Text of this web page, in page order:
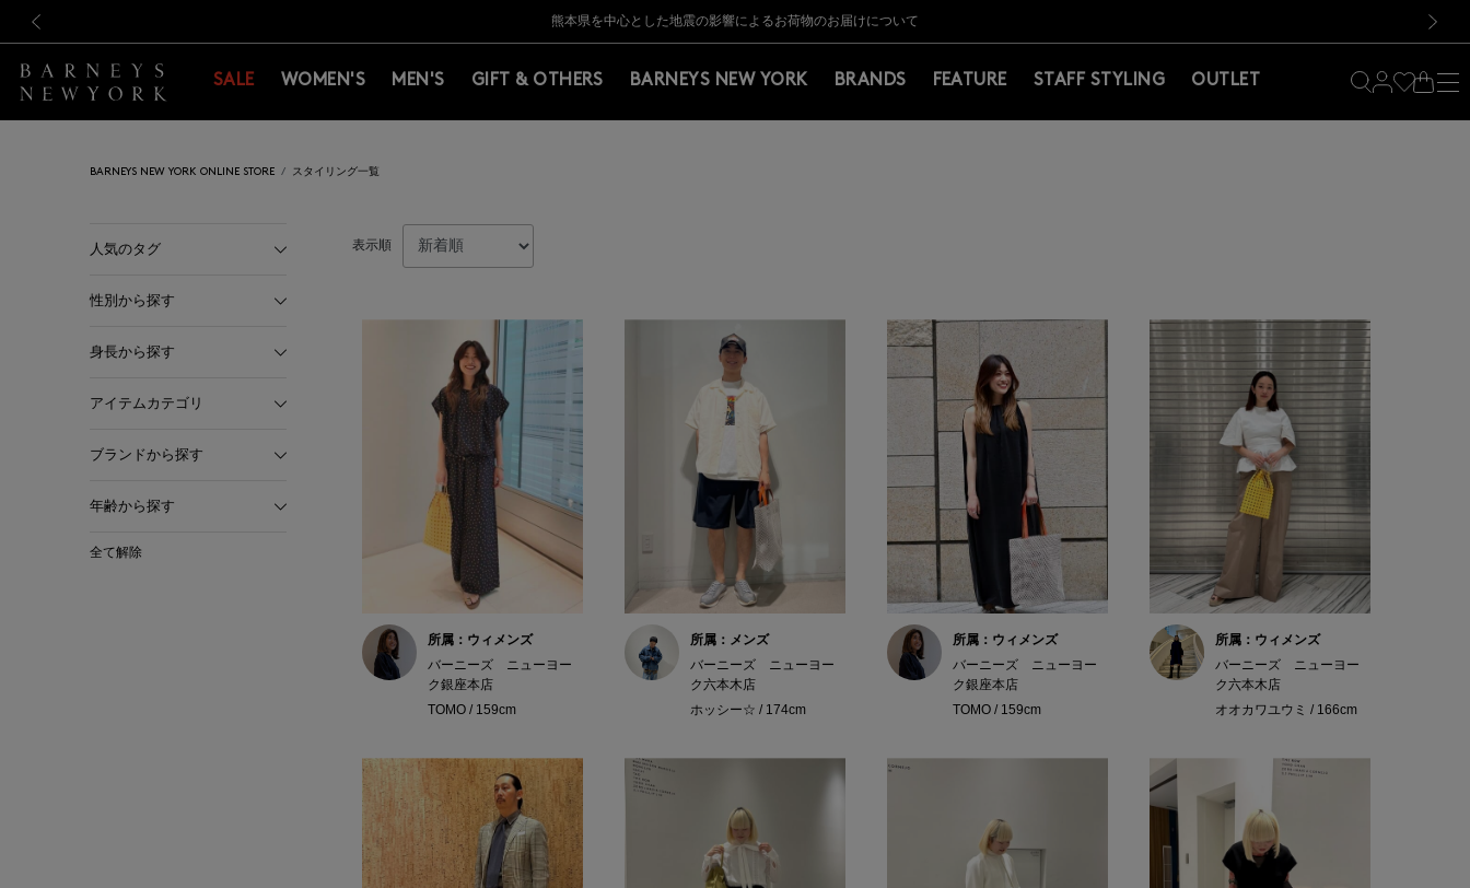
新規登録のお客様も対象！＜MY BARNEYS＞会員のお客様は11,000円（税込）以上のお買上げで常時送料無料！お買い物の際は会員登録を！
【夏季休業に伴う返品・交換承り一時停止のお知らせ】（2026.8.5）
熊本県を中心とした地震の影響によるお荷物のお届けについて
【開催中】SUMMER SALEのご案内・ご注意事項
新規登録のお客様も対象！＜MY BARNEYS＞会員のお客様は11,000円（税込）以上のお買上げで常時送料無料！お買い物の際は会員登録を！
【夏季休業に伴う返品・交換承り一時停止のお知らせ】（2026.8.5）
SALE WOMEN'S MEN'S GIFT & OTHERS BARNEYS NEW YORK BRANDS FEATURE STAFF STYLING OUTLET
BARNEYS NEW YORK ONLINE STORE スタイリング一覧
人気のタグ
性別から探す
身長から探す
アイテムカテゴリ
ブランドから探す
年齢から探す
全て解除
表示順
所属：ウィメンズ
バーニーズ ニューヨー
ク銀座本店
TOMO / 159cm
所属：メンズ
バーニーズ ニューヨー
ク六本木店
ホッシー☆ / 174cm
所属：ウィメンズ
バーニーズ ニューヨー
ク銀座本店
TOMO / 159cm
所属：ウィメンズ
バーニーズ ニューヨー
ク六本木店
オオカワユウミ / 166cm